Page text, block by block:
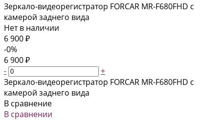
Зеркало-видеорегистратор FORCAR MR-F680FHD с
камерой заднего вида
Нет в наличии
6 900 ₽
-0%
6 900 ₽
-
+
Зеркало-видеорегистратор FORCAR MR-F680FHD с
камерой заднего вида
В сравнение
В сравнении